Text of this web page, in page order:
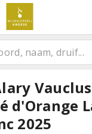
d'Orange
2025